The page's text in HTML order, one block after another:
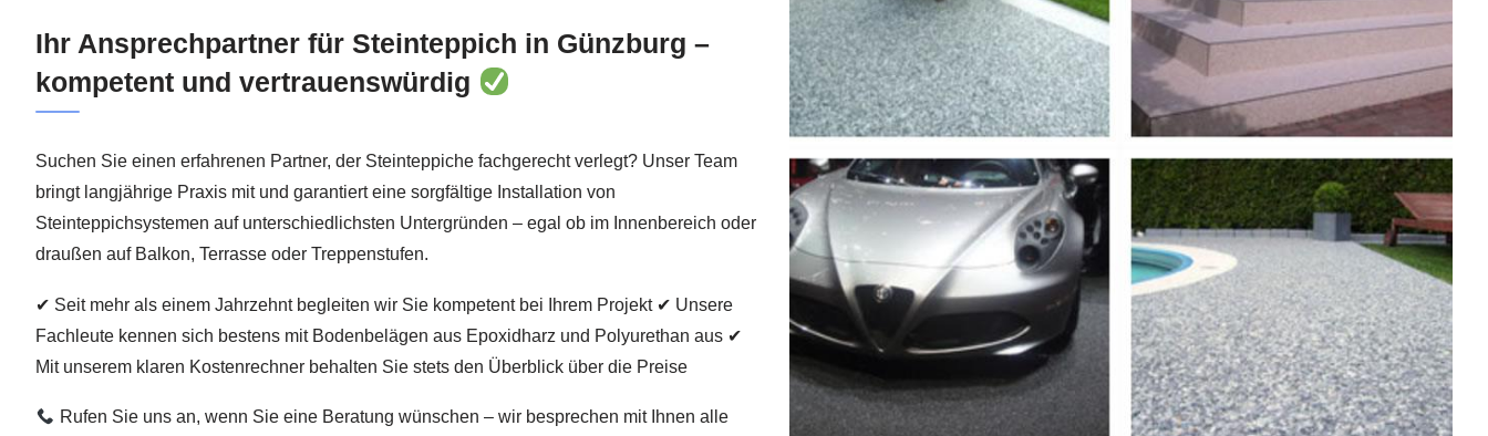
Ihr Ansprechpartner für Steinteppich in Günzburg –
kompetent und vertrauenswürdig
Suchen Sie einen erfahrenen Partner, der Steinteppiche fachgerecht verlegt? Unser Team
bringt langjährige Praxis mit und garantiert eine sorgfältige Installation von
Steinteppichsystemen auf unterschiedlichsten Untergründen – egal ob im Innenbereich oder
draußen auf Balkon, Terrasse oder Treppenstufen.
✔ Seit mehr als einem Jahrzehnt begleiten wir Sie kompetent bei Ihrem Projekt ✔ Unsere
Fachleute kennen sich bestens mit Bodenbelägen aus Epoxidharz und Polyurethan aus ✔
Mit unserem klaren Kostenrechner behalten Sie stets den Überblick über die Preise
Rufen Sie uns an, wenn Sie eine Beratung wünschen – wir besprechen mit Ihnen alle